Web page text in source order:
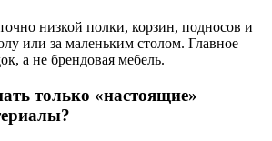
низкой полки, корзин, подносов и
или за маленьким столом. Главное —
а не брендовая мебель.
только «настоящие»